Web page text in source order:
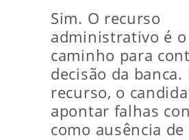
Sim. O recurso
administrativo é
caminho para
decisão da banca.
recurso, o
apontar falhas
como ausência de